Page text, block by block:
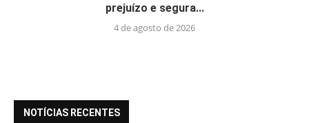
prejuízo e segura...
4 de agosto de 2026
NOTÍCIAS RECENTES